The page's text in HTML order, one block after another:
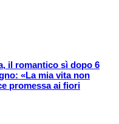
il romantico sì dopo 6
«La mia vita non
promessa ai fiori